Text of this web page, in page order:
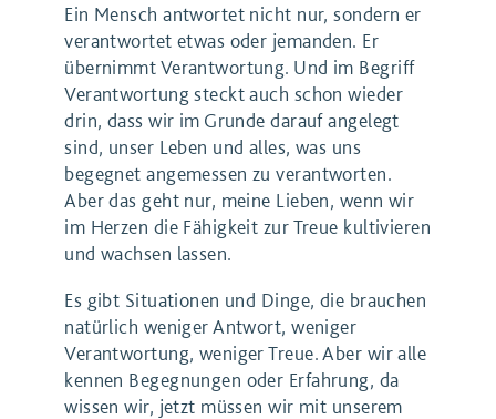
Ein Mensch antwortet nicht nur, sondern er
verantwortet etwas oder jemanden. Er
übernimmt Verantwortung. Und im Begriff
Verantwortung steckt auch schon wieder
drin, dass wir im Grunde darauf angelegt
sind, unser Leben und alles, was uns
begegnet angemessen zu verantworten.
Aber das geht nur, meine Lieben, wenn wir
im Herzen die Fähigkeit zur Treue kultivieren
und wachsen lassen.
Es gibt Situationen und Dinge, die brauchen
natürlich weniger Antwort, weniger
Verantwortung, weniger Treue. Aber wir alle
kennen Begegnungen oder Erfahrung, da
wissen wir, jetzt müssen wir mit unserem